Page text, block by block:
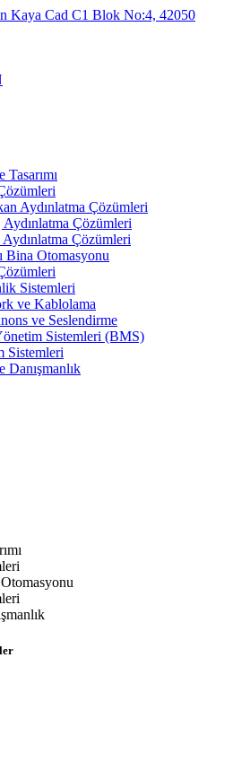
Kaya Cad C1 Blok No:4, 42050
Aydınlatma Çözümleri
Aydınlatma Çözümleri
Aydınlatma Çözümleri
Bina Otomasyonu
Sistemleri
ve Kablolama
ve Seslendirme
Sistemleri (BMS)
Sistemleri